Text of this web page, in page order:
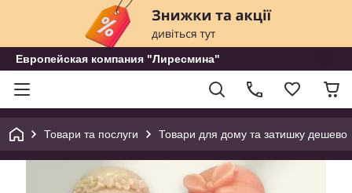
Европейская компания "Лиресмина"
Товари та послуги Товари для дому та затишку дешево